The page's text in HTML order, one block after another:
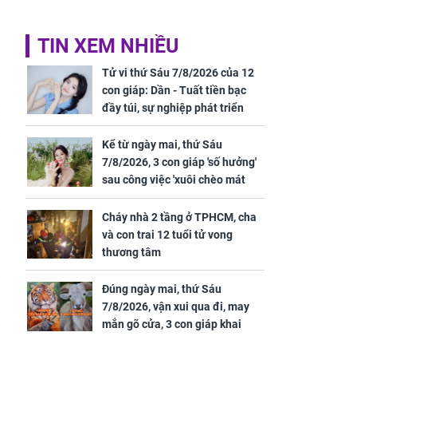
TIN XEM NHIỀU
Tử vi thứ Sáu 7/8/2026 của 12
con giáp: Dần - Tuất tiền bạc
đầy túi, sự nghiệp phát triển
hưng thịnh, Mão - Thân tài lộc
ảm đạm, mọi sự khó thành công
mỹ mãn
Kể từ ngày mai, thứ Sáu
7/8/2026, 3 con giáp 'số hưởng'
sau công việc 'xuôi chèo mát
mái', tiền tài 'thu về như nước',
tình duyên viên mãn
Cháy nhà 2 tầng ở TPHCM, cha
và con trai 12 tuổi tử vong
thương tâm
Đúng ngày mai, thứ Sáu
7/8/2026, vận xui qua đi, may
mắn gõ cửa, 3 con giáp khai